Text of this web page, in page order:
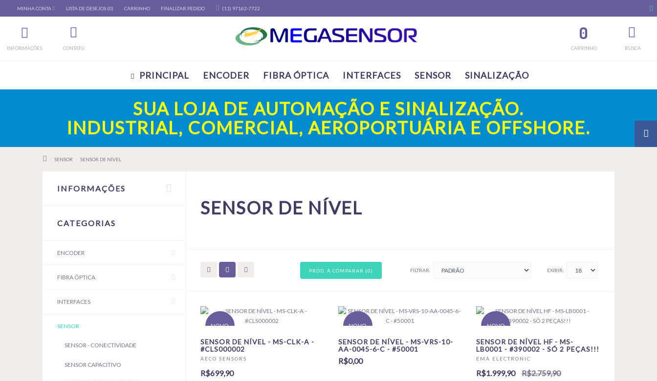
MINHA CONTA LISTA DE DESEJOS (0) CARRINHO FINALIZAR PEDIDO (11) 97162-7722
INFORMAÇÕES CONTATO BUSCA
0
CARRINHO
PRINCIPAL ENCODER FIBRA ÓPTICA INTERFACES SENSOR SINALIZAÇÃO
SUA LOJA DE AUTOMAÇÃO E SINALIZAÇÃO.
INDUSTRIAL, COMERCIAL, AEROPORTUÁRIA E OFFSHORE.
SENSOR SENSOR DE NÍVEL
INFORMAÇÕES
CATEGORIAS
ENCODER
FIBRA ÓPTICA
INTERFACES
SENSOR
SENSOR - CONECTIVIDADE
SENSOR CAPACITIVO
SENSOR DE NÍVEL
PROD. À COMPARAR (0) FILTRAR: EXIBIR:
NOVO
SENSOR DE NÍVEL - MS-CLK-A -
#CLS000002
AECO SENSORS
R$699,90
NOVO
SENSOR DE NÍVEL - MS-VRS-10-
AA-0045-6-C - #50001
R$0,00
NOVO
SENSOR DE NÍVEL HF - MS-
LB0001 - #390002 - SÓ 2 PEÇAS!!!
EMA ELECTRONIC
R$1.999,90 R$2.759,90